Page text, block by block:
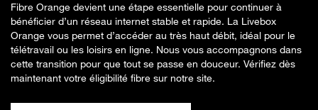
Fibre Orange devient une étape essentielle pour continuer à
bénéficier d’un réseau internet stable et rapide. La Livebox
Orange vous permet d’accéder au très haut débit, idéal pour le
télétravail ou les loisirs en ligne. Nous vous accompagnons dans
cette transition pour que tout se passe en douceur. Vérifiez dès
maintenant votre éligibilité fibre sur notre site.